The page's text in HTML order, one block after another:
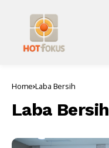
Home Laba Bersih
Laba Bersih